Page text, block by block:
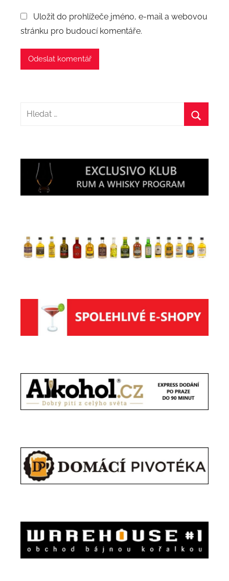
Uložit do prohlížeče jméno, e-mail a webovou
stránku pro budoucí komentáře.
Hledat: